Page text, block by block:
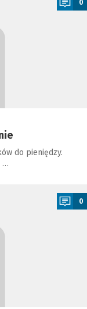
0
do pieniędzy.
…
0